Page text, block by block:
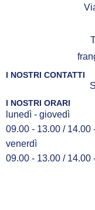
I NOSTRI CONTATTI
I NOSTRI ORARI
lunedì - giovedì
09.00 - 13.00 / 14.00
venerdì
09.00 - 13.00 / 14.00